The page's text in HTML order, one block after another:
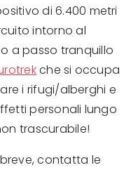
di 6.400 metri
intorno al
a passo tranquillo
che si occupa
i rifugi/alberghi e
personali lungo
trascurabile!
contatta le